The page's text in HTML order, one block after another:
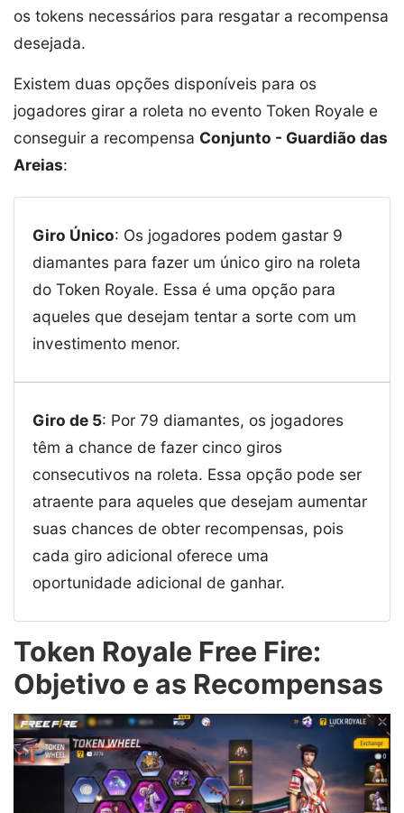
os tokens necessários para resgatar a recompensa
desejada.
Existem duas opções disponíveis para os
jogadores girar a roleta no evento Token Royale e
conseguir a recompensa Conjunto - Guardião das
Areias:
Giro Único: Os jogadores podem gastar 9
diamantes para fazer um único giro na roleta
do Token Royale. Essa é uma opção para
aqueles que desejam tentar a sorte com um
investimento menor.
Giro de 5: Por 79 diamantes, os jogadores
têm a chance de fazer cinco giros
consecutivos na roleta. Essa opção pode ser
atraente para aqueles que desejam aumentar
suas chances de obter recompensas, pois
cada giro adicional oferece uma
oportunidade adicional de ganhar.
Token Royale Free Fire:
Objetivo e as Recompensas